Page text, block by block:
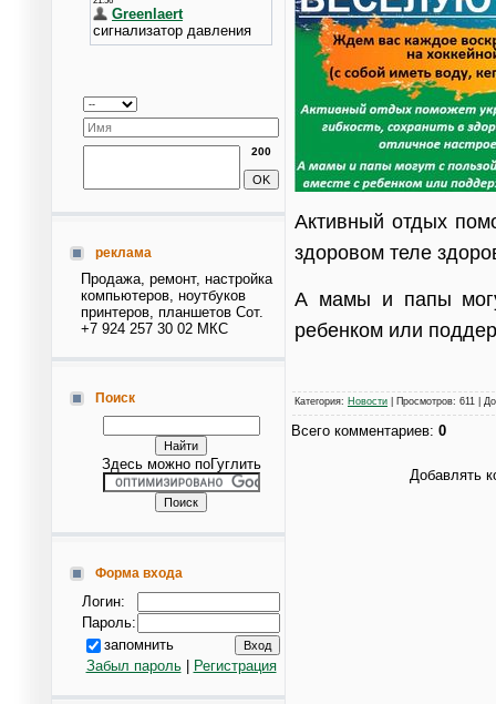
200
реклама
Продажа, ремонт, настройка
компьютеров, ноутбуков
принтеров, планшетов Сот.
+7 924 257 30 02 МКС
Поиск
Здесь можно поГуглить
Форма входа
Логин:
Пароль:
запомнить
Забыл пароль| Регистрация
Активный отдых
здоровом теле
А мамы и папы
ребенком или
Категория: Новости Просмотров: 611 |
Всего комментариев: 0
Добавлять